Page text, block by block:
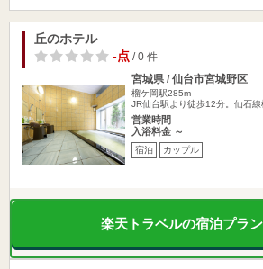
丘のホテル
-点/ 0 件
宮城県 / 仙台市宮城野区
榴ケ岡駅285m
JR仙台駅より徒歩12分。仙石線
営業時間
入浴料金 ～
宿泊 カップル
楽天トラベルの宿泊プラ